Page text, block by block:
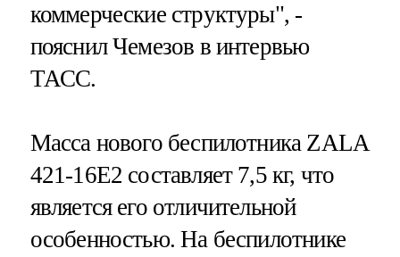
коммерческие структуры", -
пояснил Чемезов в интервью
ТАСС.
Масса нового беспилотника ZALA
421-16Е2 составляет 7,5 кг, что
является его отличительной
особенностью. На беспилотнике